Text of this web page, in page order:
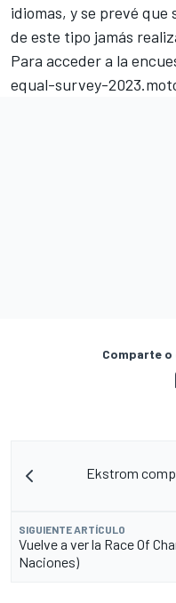
idiomas, y se prevé que
de este tipo jamás
Para acceder a la
equal-survey-
Comparte
Ekstrom
SIGUIENTE ARTÍCULO
Vuelve a ver la Race Of
Naciones)